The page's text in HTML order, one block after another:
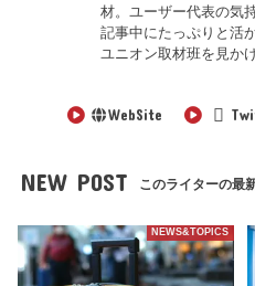
材。ユーザー代表の気
記事中にたっぷりと活
ユニオン取材班を見か
WebSite
NEW POST このライターの最
NEWS&TOPICS